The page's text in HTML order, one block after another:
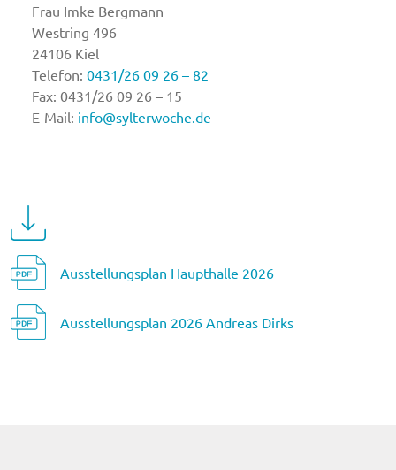
Frau Imke Bergmann
Westring 496
24106 Kiel
Telefon: 0431/26 09 26 – 82
Fax: 0431/26 09 26 – 15
E-Mail: info@sylterwoche.de
Ausstellungsplan Haupthalle 2026
Ausstellungsplan 2026 Andreas Dirks